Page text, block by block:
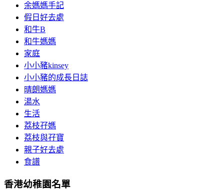
余媽媽手記
假日好去處
和牛B
和牛媽媽
家庭
小小豬kinsey
小小豬的成長日誌
晴朗媽媽
湯水
生活
荔枝孖媽
荔枝與孖寶
親子好去處
食譜
香港幼稚園名單